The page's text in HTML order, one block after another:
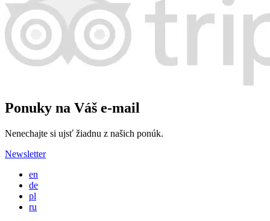
Ponuky na Váš e-mail
Nenechajte si ujsť žiadnu z našich ponúk.
Newsletter
en
de
pl
ru